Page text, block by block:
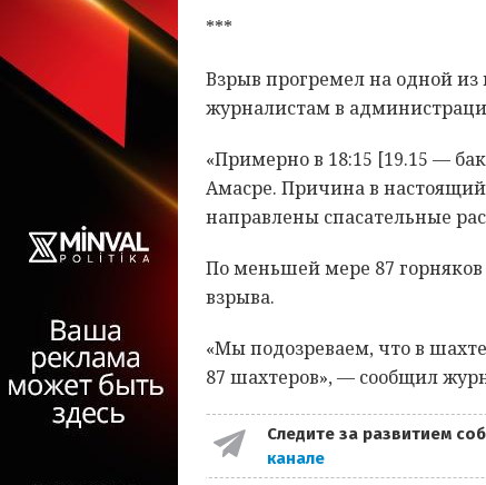
***
Взрыв прогремел на одной
журналистам в
«Примерно в 18:15 [19.15 —
Амасре. Причина в
направлены спасательные
По меньшей мере 87
взрыва.
«Мы подозреваем, что в
87 шахтеров», — сообщил
Следите за развитием
канале